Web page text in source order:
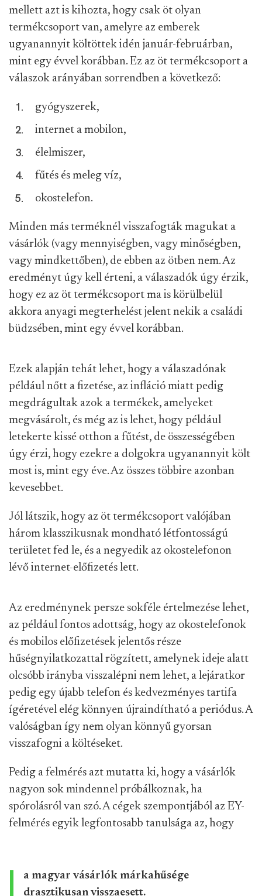
mellett azt is kihozta, hogy csak öt olyan
termékcsoport van, amelyre az emberek
ugyanannyit költöttek idén január-februárban,
mint egy évvel korábban. Ez az öt termékcsoport a
válaszok arányában sorrendben a következő:
gyógyszerek,
internet a mobilon,
élelmiszer,
fűtés és meleg víz,
okostelefon.
Minden más terméknél visszafogták magukat a
vásárlók (vagy mennyiségben, vagy minőségben,
vagy mindkettőben), de ebben az ötben nem. Az
eredményt úgy kell érteni, a válaszadók úgy érzik,
hogy ez az öt termékcsoport ma is körülbelül
akkora anyagi megterhelést jelent nekik a családi
büdzsében, mint egy évvel korábban.
Ezek alapján tehát lehet, hogy a válaszadónak
például nőtt a fizetése, az infláció miatt pedig
megdrágultak azok a termékek, amelyeket
megvásárolt, és még az is lehet, hogy például
letekerte kissé otthon a fűtést, de összességében
úgy érzi, hogy ezekre a dolgokra ugyanannyit költ
most is, mint egy éve. Az összes többire azonban
kevesebbet.
Jól látszik, hogy az öt termékcsoport valójában
három klasszikusnak mondható létfontosságú
területet fed le, és a negyedik az okostelefonon
lévő internet-előfizetés lett.
Az eredménynek persze sokféle értelmezése lehet,
az például fontos adottság, hogy az okostelefonok
és mobilos előfizetések jelentős része
hűségnyilatkozattal rögzített, amelynek ideje alatt
olcsóbb irányba visszalépni nem lehet, a lejáratkor
pedig egy újabb telefon és kedvezményes tartifa
ígéretével elég könnyen újraindítható a periódus. A
valóságban így nem olyan könnyű gyorsan
visszafogni a költéseket.
Pedig a felmérés azt mutatta ki, hogy a vásárlók
nagyon sok mindennel próbálkoznak, ha
spórolásról van szó. A cégek szempontjából az EY-
felmérés egyik legfontosabb tanulsága az, hogy
a magyar vásárlók márkahűsége
drasztikusan visszaesett.